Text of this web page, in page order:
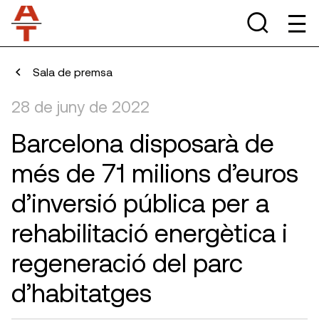
Sala de premsa
28 de juny de 2022
Barcelona disposarà de
més de 71 milions d’euros
d’inversió pública per a
rehabilitació energètica i
regeneració del parc
d’habitatges